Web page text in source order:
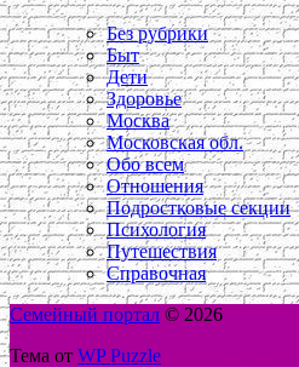
Без рубрики
Быт
Дети
Здоровье
Москва
Московская обл.
Обо всем
Отношения
Подростковые секции
Психология
Путешествия
Справочная
Семейный портал © 2026
Тема от WP Puzzle